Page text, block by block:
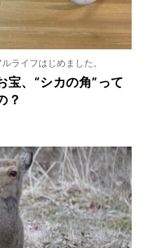
ライフはじめました。
宝、“シカの角”って
？